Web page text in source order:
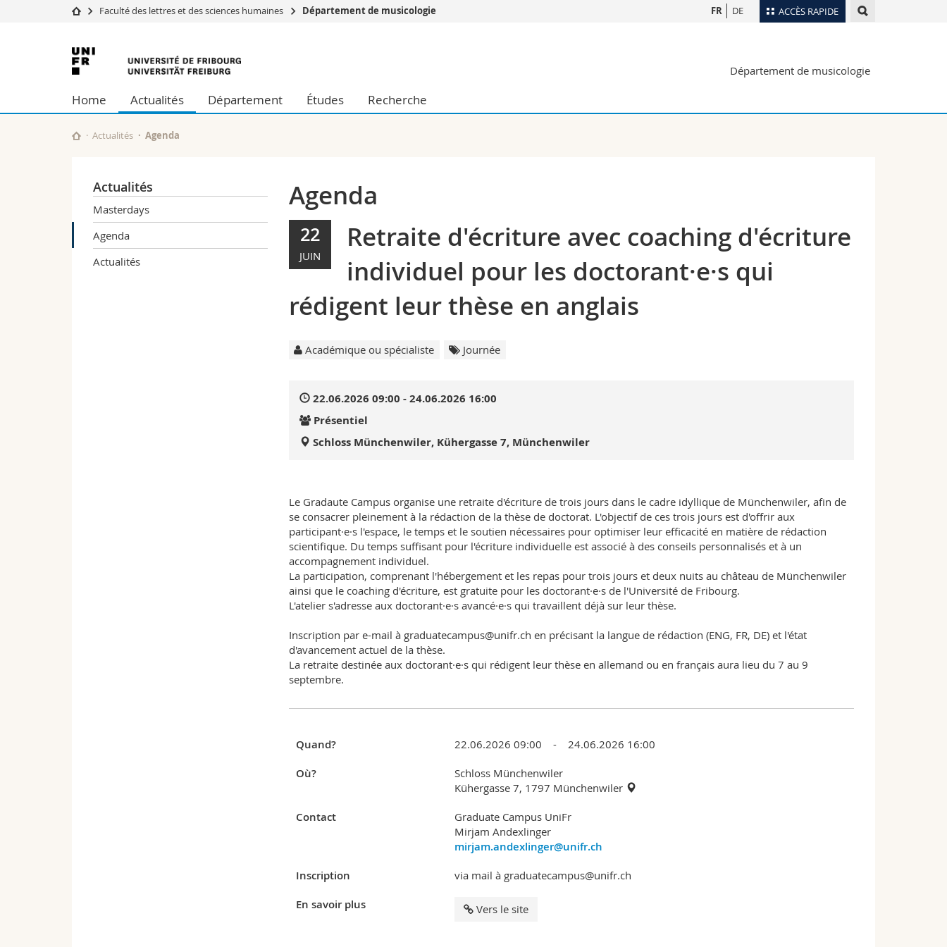
ACCÈS RAPIDE
Université
Recherche
Université
Formation continue
Sciences économiques et sociales et management
Lettres et sciences humaines
Chercheurs
Plan d'accès
Webmail
FR DE
Faculté des lettres et des sciences humaines Département de musicologie
Université
de
Fribourg
Département de musicologie
Home Actualités Département Études Recherche
Actualités Agenda
Actualités
Masterdays
Agenda
Actualités
Agenda
22
JUIN
Retraite d'écriture avec coaching d'écriture
individuel pour les doctorant·e·s qui
rédigent leur thèse en anglais
Académique ou spécialiste Journée
22.06.2026 09:00 - 24.06.2026 16:00
Présentiel
Schloss Münchenwiler, Küher­gasse 7, München­wiler
Le Gradaute Campus organise une retraite d'écriture de trois jours dans le cadre idyllique de Münchenwiler, afin de
se consacrer pleinement à la rédaction de la thèse de doctorat. L'objectif de ces trois jours est d'offrir aux
participant·e·s l'espace, le temps et le soutien nécessaires pour optimiser leur efficacité en matière de rédaction
scientifique. Du temps suffisant pour l'écriture individuelle est associé à des conseils personnalisés et à un
accompagnement individuel.
La participation, comprenant l'hébergement et les repas pour trois jours et deux nuits au château de Münchenwiler
ainsi que le coaching d'écriture, est gratuite pour les doctorant·e·s de l'Université de Fribourg.
L'atelier s'adresse aux doctorant·e·s avancé·e·s qui travaillent déjà sur leur thèse.
Inscription par e-mail à graduatecampus@unifr.ch en précisant la langue de rédaction (ENG, FR, DE) et l'état
d'avancement actuel de la thèse.
La retraite destinée aux doctorant·e·s qui rédigent leur thèse en allemand ou en français aura lieu du 7 au 9
septembre.
Quand? 22.06.2026 09:00 - 24.06.2026 16:00
Où?
Schloss Münchenwiler
Küher­gasse 7, 1797 München­wiler
Contact
Graduate Campus UniFr
Mirjam Andexlinger
mirjam.andexlinger@unifr.ch
Inscription
via mail à graduatecampus@unifr.ch
En savoir plus Vers le site